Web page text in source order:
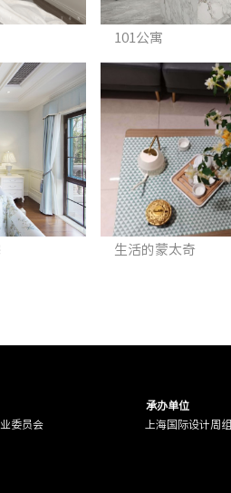
101公寓
生活的蒙太奇
承办单位
委员会
上海国际设计周